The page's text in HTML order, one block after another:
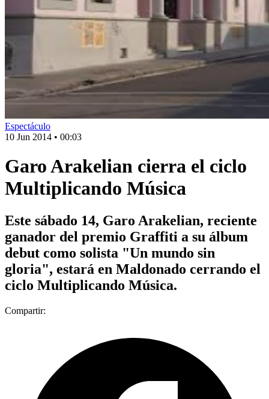
Espectáculo
10 Jun 2014 • 00:03
Garo Arakelian cierra el ciclo
Multiplicando Música
Este sábado 14, Garo Arakelian, reciente
ganador del premio Graffiti a su álbum
debut como solista "Un mundo sin
gloria", estará en Maldonado cerrando el
ciclo Multiplicando Música.
Compartir: